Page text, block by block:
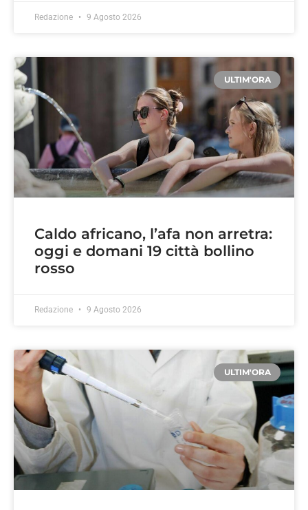
Redazione 9 Agosto 2026
ULTIM'ORA
Caldo africano, l’afa non arretra:
oggi e domani 19 città bollino
rosso
Redazione 9 Agosto 2026
ULTIM'ORA